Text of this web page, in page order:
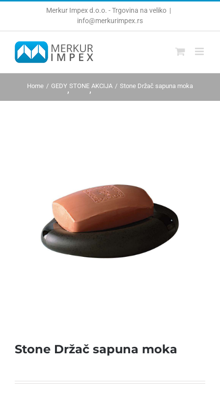
Merkur Impex d.o.o. - Trgovina na veliko |
info@merkurimpex.rs
Home GEDY,STONE,AKCIJA Stone Držač sapuna moka
Stone Držač sapuna moka